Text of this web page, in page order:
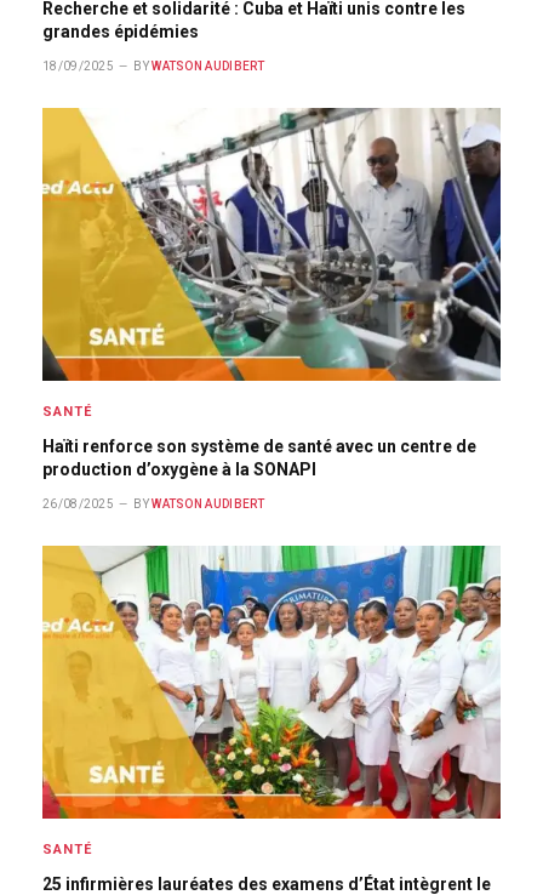
Recherche et solidarité : Cuba et Haïti unis contre les
grandes épidémies
18/09/2025 BY WATSON AUDIBERT
SANTÉ
Haïti renforce son système de santé avec un centre de
production d’oxygène à la SONAPI
26/08/2025 BY WATSON AUDIBERT
SANTÉ
25 infirmières lauréates des examens d’État intègrent le